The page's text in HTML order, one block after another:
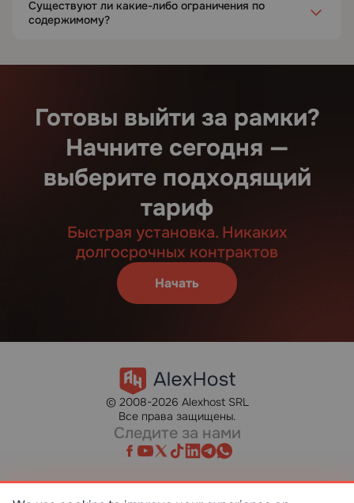
Существуют ли какие-либо ограничения по
содержимому?
Готовы выйти за рамки?
Начните сегодня —
выберите подходящий
тариф
Быстрая установка. Никаких
долгосрочных контрактов
Начать
© 2008-2026 Alexhost SRL
Все права защищены.
Следите за нами